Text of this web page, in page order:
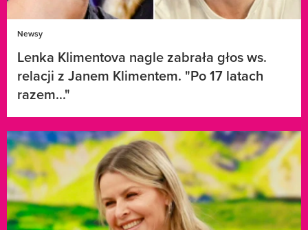
Newsy
Lenka Klimentova nagle zabrała głos ws.
relacji z Janem Klimentem. "Po 17 latach
razem..."